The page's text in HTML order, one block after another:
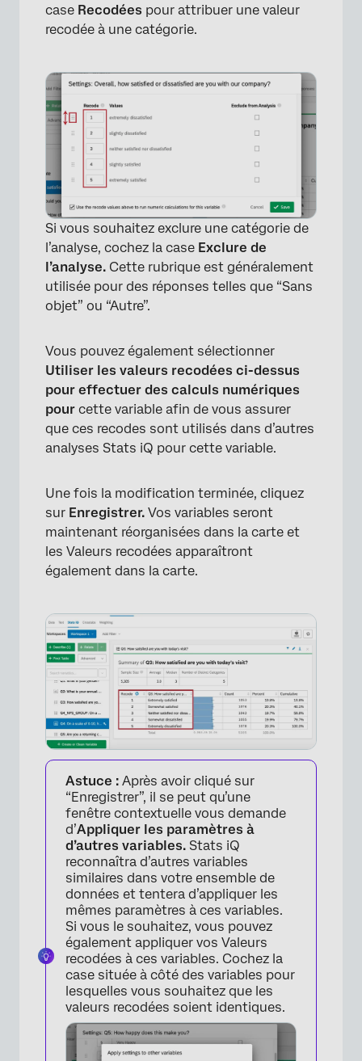
×
case Recodées pour attribuer une valeur
recodée à une catégorie.
×
Si vous souhaitez exclure une catégorie de
l’analyse, cochez la case Exclure de
l’analyse. Cette rubrique est généralement
utilisée pour des réponses telles que “Sans
objet” ou “Autre”.
Vous pouvez également sélectionner
Utiliser les valeurs recodées ci-dessus
pour effectuer des calculs numériques
pour cette variable afin de vous assurer
que ces recodes sont utilisés dans d’autres
analyses Stats iQ pour cette variable.
Une fois la modification terminée, cliquez
sur Enregistrer. Vos variables seront
maintenant réorganisées dans la carte et
les Valeurs recodées apparaîtront
également dans la carte.
Astuce : Après avoir cliqué sur
“Enregistrer”, il se peut qu’une
fenêtre contextuelle vous demande
d’Appliquer les paramètres à
d’autres variables. Stats iQ
reconnaîtra d’autres variables
similaires dans votre ensemble de
données et tentera d’appliquer les
mêmes paramètres à ces variables.
Si vous le souhaitez, vous pouvez
également appliquer vos Valeurs
recodées à ces variables. Cochez la
case située à côté des variables pour
lesquelles vous souhaitez que les
valeurs recodées soient identiques.